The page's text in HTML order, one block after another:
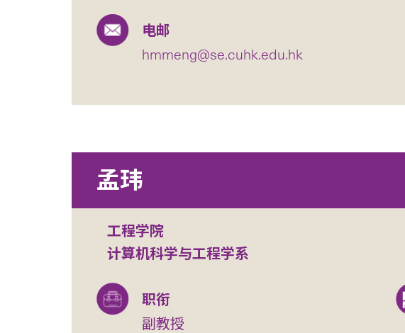
电邮
hmmeng@se.cuhk.edu.hk
孟玮
工程学院
计算机科学与工程学系
职衔
副教授